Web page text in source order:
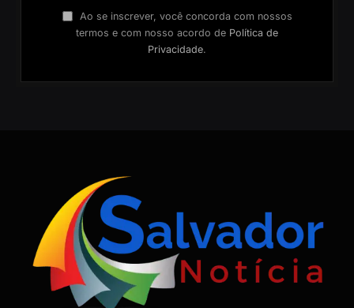
Ao se inscrever, você concorda com nossos
termos e com nosso acordo de Política de
Privacidade.